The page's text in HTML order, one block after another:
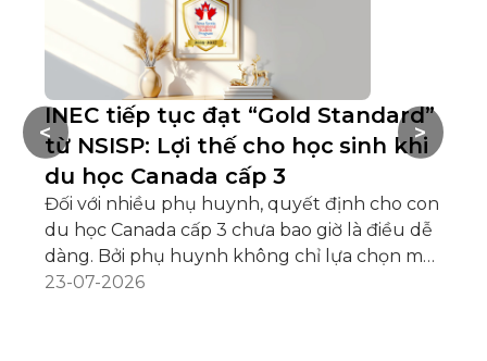
INEC tiếp tục đạt “Gold Standard”
từ NSISP: Lợi thế cho học sinh khi
du học Canada cấp 3
Đối với nhiều phụ huynh, quyết định cho con
du học Canada cấp 3 chưa bao giờ là điều dễ
dàng. Bởi phụ huynh không chỉ lựa chọn một
ngôi trường, mà còn mong muốn gửi gắm
23-07-2026
>
<